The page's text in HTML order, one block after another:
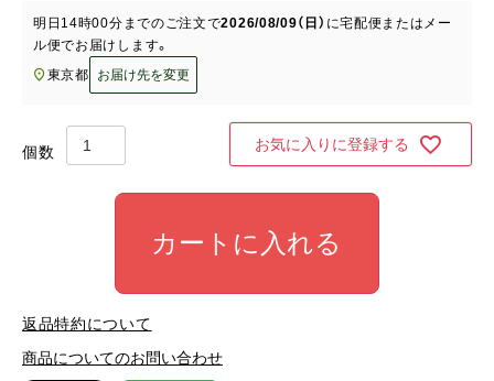
明日 14時00分 までのご注文で2026/08/09（日） に宅配便またはメー
ル便でお届けします。
東京都
お届け先を変更
お気に入りに登録する
カートに入れる
返品特約について
商品についてのお問い合わせ